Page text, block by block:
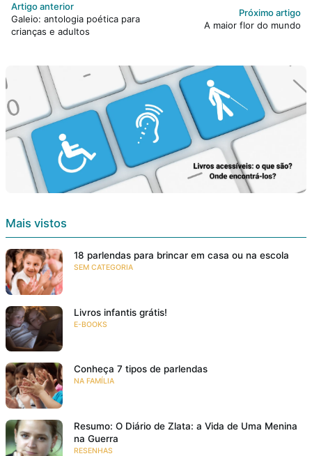
Artigo anterior
Galeio: antologia poética para
crianças e adultos
Próximo artigo
A maior flor do mundo
Mais vistos
18 parlendas para brincar em casa ou na escola
SEM CATEGORIA
Livros infantis grátis!
E-BOOKS
Conheça 7 tipos de parlendas
NA FAMÍLIA
Resumo: O Diário de Zlata: a Vida de Uma Menina
na Guerra
RESENHAS